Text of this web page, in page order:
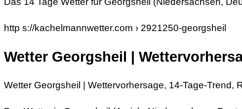
http s://kachelmannwetter.com › 2921250-georgsheil
Wetter Georgsheil |
Wetter Georgsheil | Wettervorhersage, 14-Tage-Trend,